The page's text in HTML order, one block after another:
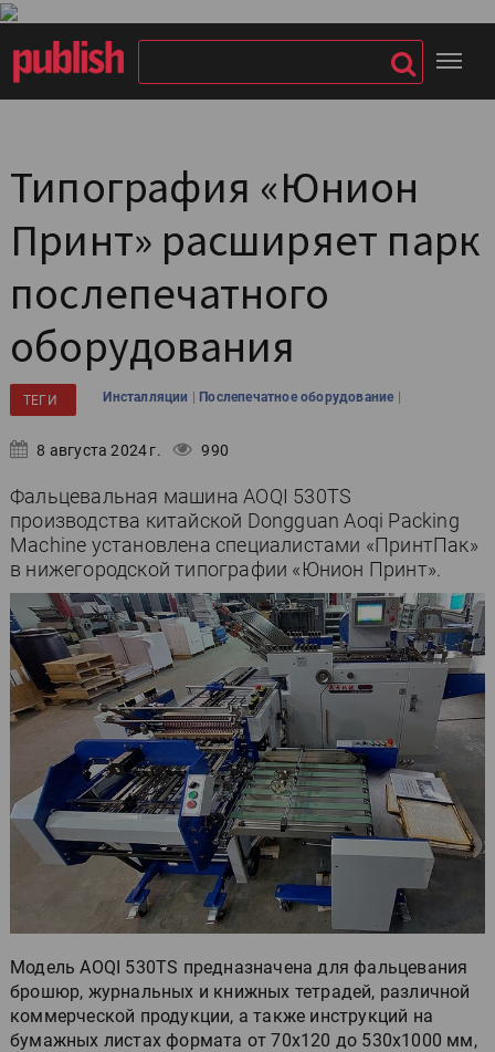
Типография «Юнион
Принт» расширяет парк
послепечатного
оборудования
ТЕГИ Инсталляции |Послепечатное оборудование |
8 августа 2024 г. 990
Фальцевальная машина AOQI 530TS
производства китайской Dongguan Aoqi Packing
Machine установлена специалистами «ПринтПак»
в нижегородской типографии «Юнион Принт».
Модель AOQI 530TS предназначена для фальцевания
брошюр, журнальных и книжных тетрадей, различной
коммерческой продукции, а также инструкций на
бумажных листах формата от 70х120 до 530х1000 мм,